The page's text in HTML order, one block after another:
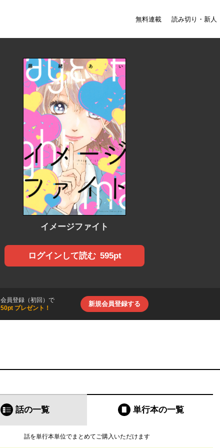
無料連載 読み切り・新人
イメージファイト
ログインして読む 595pt
会員登録（初回）で
50pt プレゼント！
新規会員登録する
話の一覧 単行本の一覧
話を単行本単位でまとめてご購入いただけます